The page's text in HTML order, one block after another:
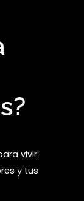
vivir:
y tus